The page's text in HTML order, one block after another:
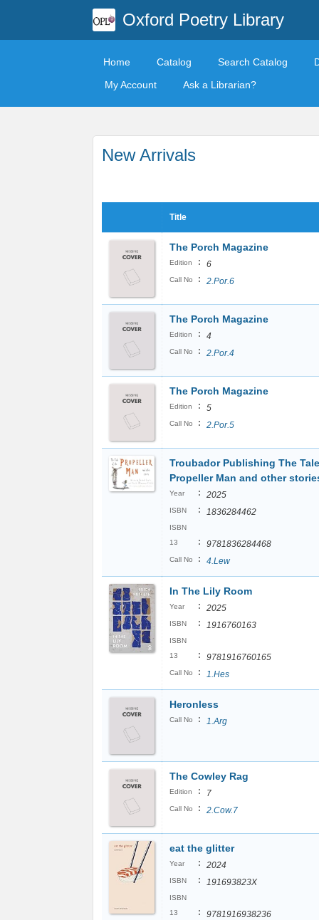
Oxford Poetry Library
Home Catalog Search Catalog
My Account
Ask a Librarian?
New Arrivals
Title
The Porch Magazine
Edition : 6
Call No : 2.Por.6
The Porch Magazine
Edition : 4
Call No : 2.Por.4
The Porch Magazine
Edition : 5
Call No : 2.Por.5
Troubador Publishing The
Propeller Man and other
Year : 2025
ISBN : 1836284462
ISBN
13
: 9781836284468
Call No : 4.Lew
In The Lily Room
Year : 2025
ISBN : 1916760163
ISBN
13
: 9781916760165
Call No : 1.Hes
Heronless
Call No : 1.Arg
The Cowley Rag
Edition : 7
Call No : 2.Cow.7
eat the glitter
Year : 2024
ISBN : 191693823X
ISBN
13
: 9781916938236